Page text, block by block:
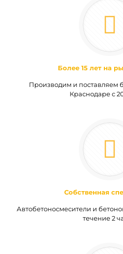
Более 15 лет на
Производим и поставляем
Краснодаре с
Собственная
Автобетоносмесители и
течение 2